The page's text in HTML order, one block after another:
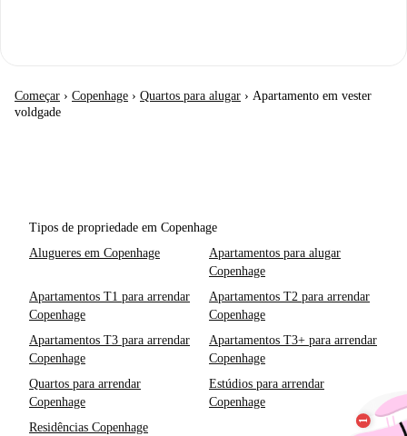
Começar › Copenhage › Quartos para alugar › Apartamento em vester
voldgade
Tipos de propriedade em Copenhage
Alugueres em Copenhage
Apartamentos para alugar
Copenhage
Apartamentos T1 para arrendar
Copenhage
Apartamentos T2 para arrendar
Copenhage
Apartamentos T3 para arrendar
Copenhage
Apartamentos T3+ para arrendar
Copenhage
Quartos para arrendar
Copenhage
Estúdios para arrendar
Copenhage
Residências Copenhage